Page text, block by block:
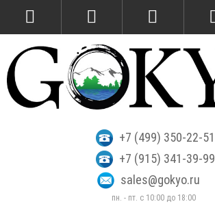
+7 (499) 350-22-51
+7 (915) 341-39-99
sales@gokyo.ru
пн. - пт. с 10:00 до 18:00